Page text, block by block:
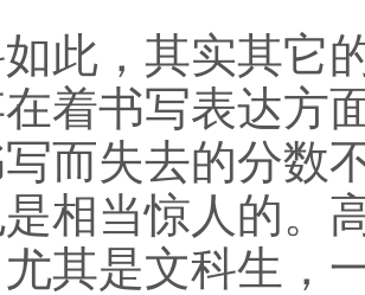
此，其实其它
着书写表达方
而失去的分数
相当惊人的。
其是文科生，